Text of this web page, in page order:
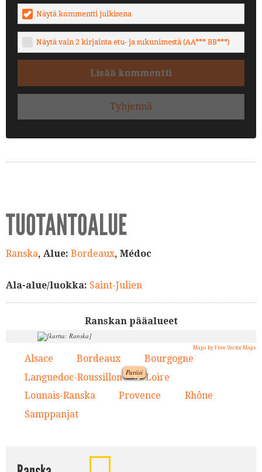
Näytä kommentti julkisena
Näytä vain 2 kirjainta etu- ja sukunimestä (AA*** BB***)
Lisää kommentti
Tyhjennä
TUOTANTOALUE
Ranska, Alue: Bordeaux, Médoc
Ala-alue/luokka: Saint-Julien
Ranskan pääalueet
Pariisi
1.
9.
Maps by Free Vector Maps
Alsace Bordeaux Bourgogne
Languedoc-Roussillon 5. Loire
Lounais-Ranska Provence Rhône
Samppanjat